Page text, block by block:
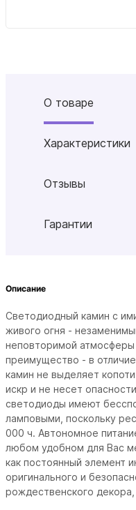
О товаре
Характеристики
Отзывы
Гарантии
Описание
Светодиодный камин с
живого огня -
неповторимой
преимущество - в
камин не выделяет
искр и не несет
светодиоды имеют
ламповыми, поскольку
000 ч. Автономное
любом удобном для Вас
как постоянный элемент
оригинального и
рождественского декора,